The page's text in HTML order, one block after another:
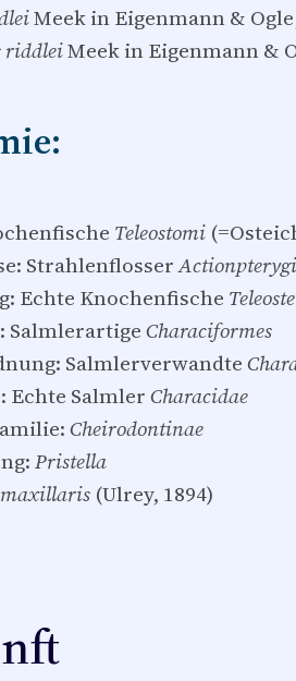
Meek in Eigenmann &
riddleiMeek in Eigenmann &
Teleostomi
Strahlenflosser
Echte Knochenfische
SalmlerartigeCharaciformes
Salmlerverwandte
Echte SalmlerCharacidae
Cheirodontinae
Pristella
maxillaris (Ulrey, 1894)